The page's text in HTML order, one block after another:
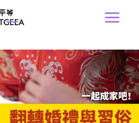
Main